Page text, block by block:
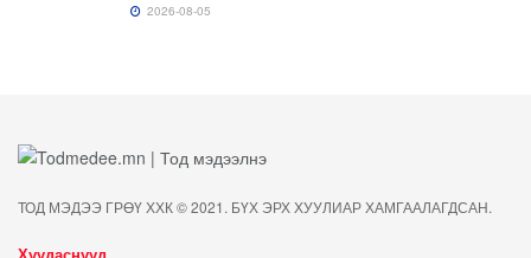
2026-08-05
ТОД МЭДЭЭ ГРӨҮ ХХК © 2021. БҮХ ЭРХ ХУУЛИАР ХАМГААЛАГДСАН.